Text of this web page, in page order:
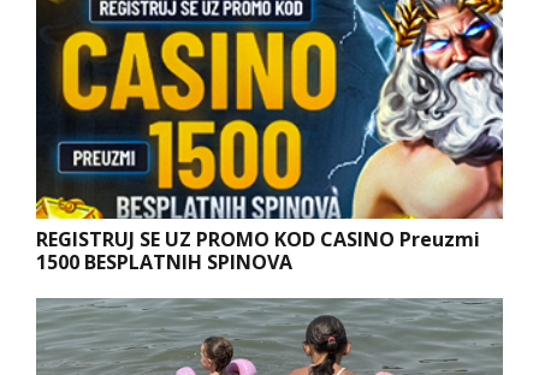
REGISTRUJ SE UZ PROMO KOD CASINO Preuzmi
1500 BESPLATNIH SPINOVA